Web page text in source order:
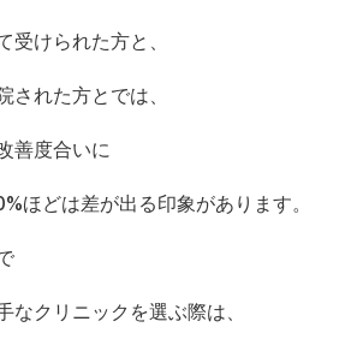
受けられた方と、
された方とでは、
善度合いに
ほどは差が出る印象があります。
なクリニックを選ぶ際は、